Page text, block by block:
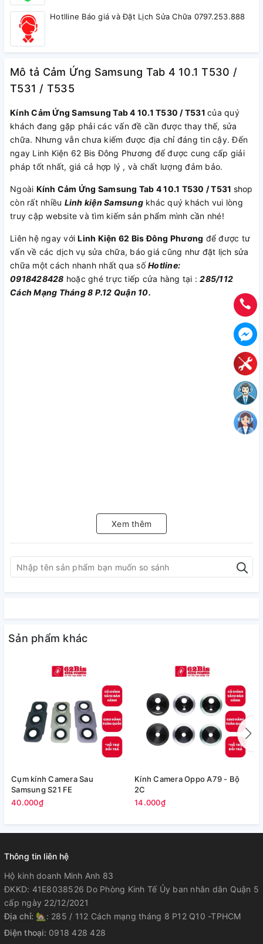
Hotlline Báo giá và Đặt Lịch Sửa Chữa 0797.253.888
Mô tả Cảm Ứng Samsung Tab 4 10.1 T530 /
T531 / T535
Kính Cảm Ứng Samsung Tab 4 10.1 T530 / T531 của quý
khách đang gặp phải các vấn đề cần được thay thế, sửa
chữa. Nhưng vẫn chưa kiếm được địa chỉ đáng tin cậy. Đến
ngay Linh Kiện 62 Bis Đông Phương để được cung cấp giải
pháp tốt nhất, giá cả hợp lý , và chất lượng đảm bảo.
Ngoài Kính Cảm Ứng Samsung Tab 4 10.1 T530 / T531 shop
còn rất nhiều Linh kiện Samsungkhác quý khách vui lòng
truy cập website và tìm kiếm sản phẩm mình cần nhé!
Liên hệ ngay vớiLinh Kiện 62 Bis Đông Phương để được tư
vấn về các dịch vụ sửa chữa, báo giá cũng như đặt lịch sửa
chữa một cách nhanh nhất qua sốHotline:
0918428428 hoặc ghé trực tiếp cửa hàng tại :285/112
Cách Mạng Tháng 8 P.12 Quận 10.
Xem thêm
Sản phẩm khác
Cụm kính Camera Sau
Samsung S21 FE
40.000₫
Kính Camera Oppo A79 - Bộ
2C
14.000₫
Thông tin liên hệ
Hộ kinh doanh Minh Anh 83
ĐKKD: 41E8038526 Do Phòng Kinh Tế Ủy ban nhân dân Quận 5
cấp ngày 22/12/2021
Địa chỉ: 🏡: 285 / 112 Cách mạng tháng 8 P12 Q10 -TPHCM
Điện thoại: 0918 428 428